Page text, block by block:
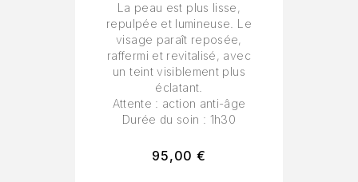
La peau est plus lisse,
repulpée et lumineuse. Le
visage paraît reposée,
raffermi et revitalisé, avec
un teint visiblement plus
éclatant.
Attente : action anti-âge
Durée du soin : 1h30
95,00 €